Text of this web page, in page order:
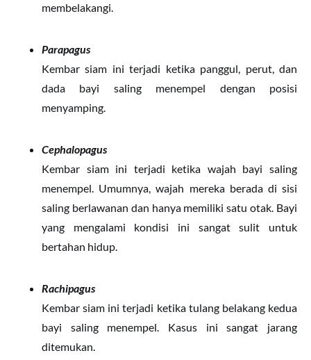
membelakangi.
Parapagus
Kembar siam ini terjadi ketika panggul, perut, dan
dada bayi saling menempel dengan posisi
menyamping.
Cephalopagus
Kembar siam ini terjadi ketika wajah bayi saling
menempel. Umumnya, wajah mereka berada di sisi
saling berlawanan dan hanya memiliki satu otak. Bayi
yang mengalami kondisi ini sangat sulit untuk
bertahan hidup.
Rachipagus
Kembar siam ini terjadi ketika tulang belakang kedua
bayi saling menempel. Kasus ini sangat jarang
ditemukan.